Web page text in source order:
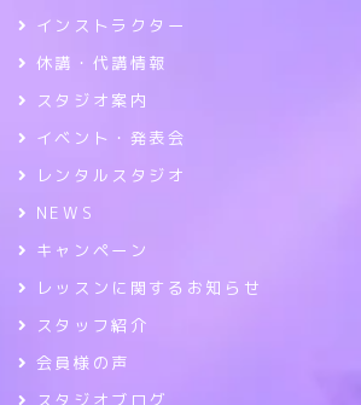
インストラクター
休講・代講情報
スタジオ案内
イベント・発表会
レンタルスタジオ
NEWS
キャンペーン
レッスンに関するお知らせ
スタッフ紹介
会員様の声
スタジオブログ